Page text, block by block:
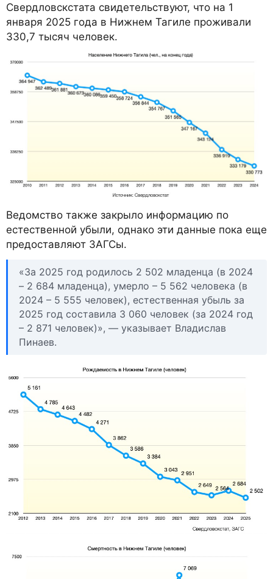
Свердловскстата свидетельствуют, что на 1
января 2025 года в Нижнем Тагиле проживали
330,7 тысяч человек.
Ведомство также закрыло информацию по
естественной убыли, однако эти данные пока еще
предоставляют ЗАГСы.
«За 2025 год родилось 2 502 младенца (в 2024
– 2 684 младенца), умерло – 5 562 человека (в
2024 – 5 555 человек), естественная убыль за
2025 год составила 3 060 человек (за 2024 год
– 2 871 человек)», — указывает Владислав
Пинаев.